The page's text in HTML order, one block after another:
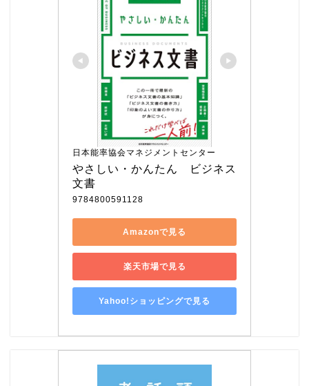
日本能率協会マネジメントセンター
やさしい・かんたん　ビジネス
文書
9784800591128
Amazonで見る
楽天市場で見る
Yahoo!ショッピングで見る